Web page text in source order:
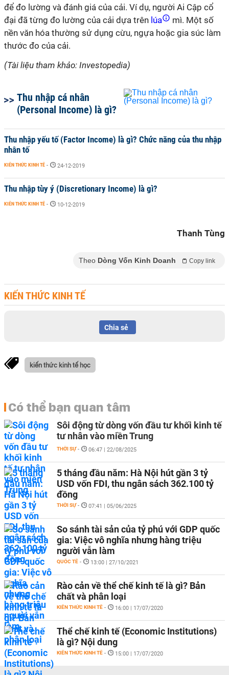
để đo lường và đánh giá của cải. Ví dụ, người Ai Cập cổ
đại đã từng đo lường của cải dựa trên lúa
mì. Một số
nền văn hóa thường sử dụng cừu, ngựa hoặc gia súc làm
thước đo của cải.
(Tài liệu tham khảo: Investopedia)
Thu nhập cá nhân
(Personal Income) là gì?
Thu nhập yếu tố (Factor Income) là gì? Chức năng của thu nhập
nhân tố
KIẾN THỨC KINH TẾ - 24-12-2019
Thu nhập tùy ý (Discretionary Income) là gì?
KIẾN THỨC KINH TẾ - 10-12-2019
Thanh Tùng
Theo Dòng Vốn Kinh Doanh Copy link
KIẾN THỨC KINH TẾ
Chia sẻ
kiến thức kinh tế học
Có thể bạn quan tâm
Sôi động từ dòng vốn đầu tư khối kinh tế
tư nhân vào miền Trung
THỜI SỰ - 06:47 | 22/08/2025
5 tháng đầu năm: Hà Nội hút gần 3 tỷ
USD vốn FDI, thu ngân sách 362.100 tỷ
đồng
THỜI SỰ - 07:41 | 05/06/2025
So sánh tài sản của tỷ phú với GDP quốc
gia: Việc vô nghĩa nhưng hàng triệu
người vẫn làm
QUỐC TẾ - 13:00 | 27/10/2021
Rào cản về thể chế kinh tế là gì? Bản
chất và phân loại
KIẾN THỨC KINH TẾ - 16:00 | 17/07/2020
Thể chế kinh tế (Economic Institutions)
là gì? Nội dung
KIẾN THỨC KINH TẾ - 15:00 | 17/07/2020